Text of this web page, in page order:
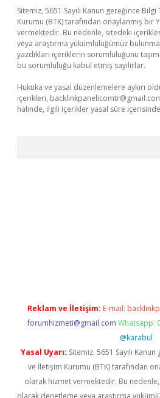
Sitemiz, 5651 Sayılı Kanun gereğince
Kurumu (BTK) tarafından onaylanmış bir
vermektedir. Bu nedenle, sitedeki
veya araştırma yükümlülüğümüz
yazdıkları içeriklerin sorumluluğunu
bu sorumluluğu kabul etmiş sayılırlar.
Hukuka ve yasal düzenlemelere aykırı
içerikleri,
halinde, ilgili içerikler yasal süre
Reklam ve İletişim: E-mail:
forumhizmeti@gmail.com Whatsapp:
@karabul
Yasal Uyarı: Sitemiz, 5651 Sayılı
ve İletişim Kurumu (BTK) tarafından
olarak hizmet vermektedir. Bu
olarak denetleme veya araştırma